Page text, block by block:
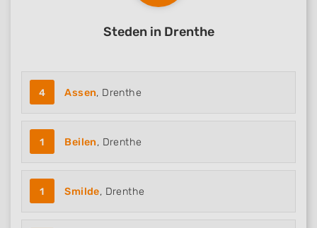
Steden in Drenthe
4 Assen, Drenthe
1 Beilen, Drenthe
1 Smilde, Drenthe